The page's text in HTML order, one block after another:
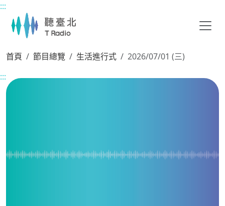
主要內容區塊
:::
首頁 節目總覽 生活進行式
2026/07/01 (三)
:::